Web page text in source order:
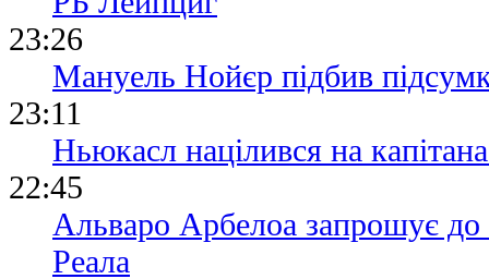
23:26
Мануель Нойєр підбив
23:11
Ньюкасл націлився на капітана
22:45
Альваро Арбелоа запрошує до
Реала